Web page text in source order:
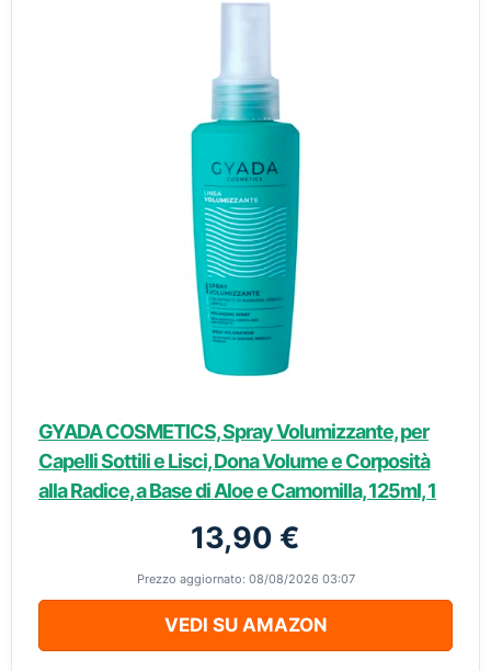
GYADA COSMETICS, Spray Volumizzante, per
Capelli Sottili e Lisci, Dona Volume e Corposità
alla Radice, a Base di Aloe e Camomilla, 125ml, 1
13,90 €
Prezzo aggiornato: 08/08/2026 03:07
VEDI SU AMAZON